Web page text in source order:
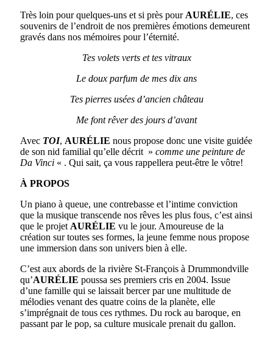
Très loin pour quelques-uns et si près pour AURÉLIE, ces
souvenirs de l’endroit de nos premières émotions demeurent
gravés dans nos mémoires pour l’éternité.
Tes volets verts et tes vitraux
Le doux parfum de mes dix ans
Tes pierres usées d’ancien château
Me font rêver des jours d’avant
Avec TOI, AURÉLIE nous propose donc une visite guidée
de son nid familial qu’elle décrit » comme une peinture de
Da Vinci « . Qui sait, ça vous rappellera peut-être le vôtre!
À PROPOS
Un piano à queue, une contrebasse et l’intime conviction
que la musique transcende nos rêves les plus fous, c’est ainsi
que le projet AURÉLIE vu le jour. Amoureuse de la
création sur toutes ses formes, la jeune femme nous propose
une immersion dans son univers bien à elle.
C’est aux abords de la rivière St-François à Drummondville
qu’AURÉLIE poussa ses premiers cris en 2004. Issue
d’une famille qui se laissait bercer par une multitude de
mélodies venant des quatre coins de la planète, elle
s’imprégnait de tous ces rythmes. Du rock au baroque, en
passant par le pop, sa culture musicale prenait du gallon.